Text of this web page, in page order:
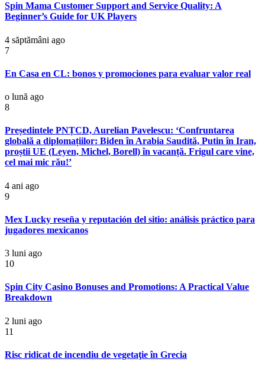
Spin Mama Customer Support and Service Quality: A
Beginner’s Guide for UK Players
4 săptămâni ago
7
En Casa en CL: bonos y promociones para evaluar valor real
o lună ago
8
Președintele PNȚCD, Aurelian Pavelescu: ‘Confruntarea
globală a diplomațiilor: Biden în Arabia Saudită, Putin în Iran,
proștii UE (Leyen, Michel, Borell) în vacanță. Frigul care vine,
cel mai mic rău!’
4 ani ago
9
Mex Lucky reseña y reputación del sitio: análisis práctico para
jugadores mexicanos
3 luni ago
10
Spin City Casino Bonuses and Promotions: A Practical Value
Breakdown
2 luni ago
11
Risc ridicat de incendiu de vegetaţie în Grecia